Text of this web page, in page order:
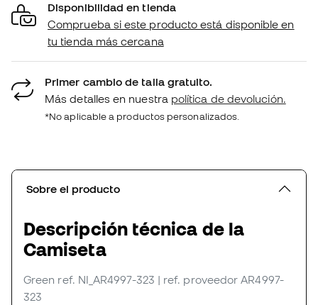
Disponibilidad en tienda
Comprueba si este producto está disponible en
tu tienda más cercana
Primer cambio de talla gratuito.
Más detalles en nuestra política de devolución.
*No aplicable a productos personalizados.
Sobre el producto
Descripción técnica de la
Camiseta
Green ref. NI_AR4997-323 | ref. proveedor AR4997-
323